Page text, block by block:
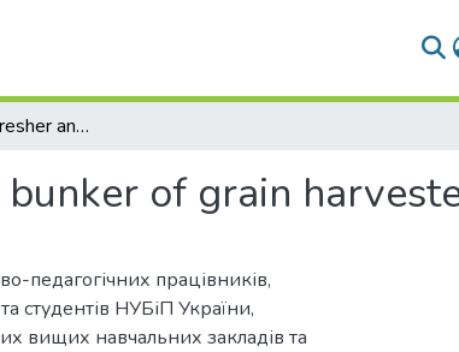
Grain losses at thresher and grain purity in bunker of grain harvester
of grain
педагогічних працівників,
студентів НУБіП України,
вищих навчальних закладів та